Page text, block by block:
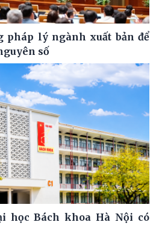
pháp lý ngành xuất bản để
số
học Bách khoa Hà Nội có